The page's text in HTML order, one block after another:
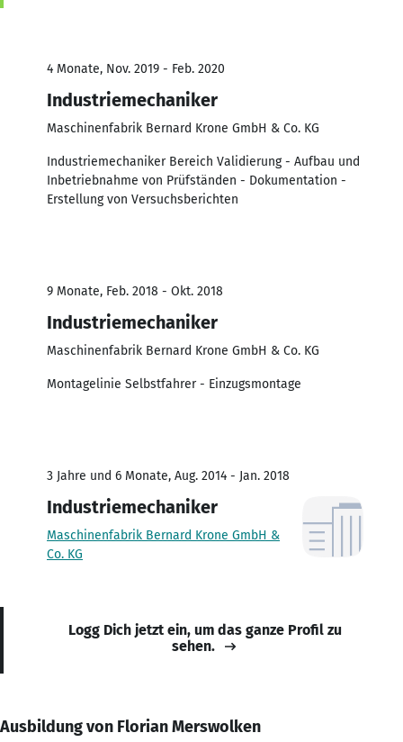
4 Monate, Nov. 2019 - Feb. 2020
Industriemechaniker
Maschinenfabrik Bernard Krone GmbH & Co. KG
Industriemechaniker Bereich Validierung - Aufbau und
Inbetriebnahme von Prüfständen - Dokumentation -
Erstellung von Versuchsberichten
9 Monate, Feb. 2018 - Okt. 2018
Industriemechaniker
Maschinenfabrik Bernard Krone GmbH & Co. KG
Montagelinie Selbstfahrer - Einzugsmontage
3 Jahre und 6 Monate, Aug. 2014 - Jan. 2018
Industriemechaniker
Maschinenfabrik Bernard Krone GmbH &
Co. KG
Logg Dich jetzt ein, um das ganze Profil zu
sehen.
Ausbildung von Florian Merswolken